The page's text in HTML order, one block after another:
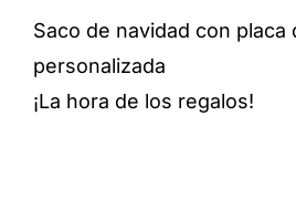
original
era:
Saco de navidad con placa
personalizada
¡La hora de los regalos!